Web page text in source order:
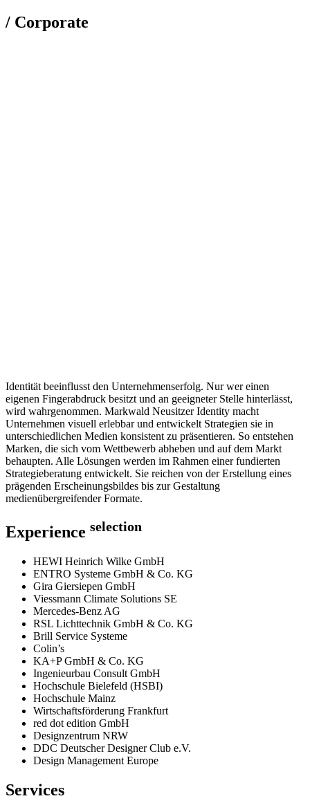
/ Corporate
Identität beeinflusst den Unternehmenserfolg. Nur wer einen
eigenen Fingerabdruck besitzt und an geeigneter Stelle hinterlässt,
wird wahrgenommen. Markwald Neusitzer Identity macht
Unternehmen visuell erlebbar und entwickelt Strategien sie in
unterschiedlichen Medien konsistent zu präsentieren. So entstehen
Marken, die sich vom Wettbewerb abheben und auf dem Markt
behaupten. Alle Lösungen werden im Rahmen einer fundierten
Strategieberatung entwickelt. Sie reichen von der Erstellung eines
prägenden Erscheinungsbildes bis zur Gestaltung
medienübergreifender Formate.
Experience selection
HEWI Heinrich Wilke GmbH
ENTRO Systeme GmbH & Co. KG
Gira Giersiepen GmbH
Viessmann Climate Solutions SE
Mercedes-Benz AG
RSL Lichttechnik GmbH & Co. KG
Brill Service Systeme
Colin’s
KA+P GmbH & Co. KG
Ingenieurbau Consult GmbH
Hochschule Bielefeld (HSBI)
Hochschule Mainz
Wirtschaftsförderung Frankfurt
red dot edition GmbH
Designzentrum NRW
DDC Deutscher Designer Club e.V.
Design Management Europe
Services